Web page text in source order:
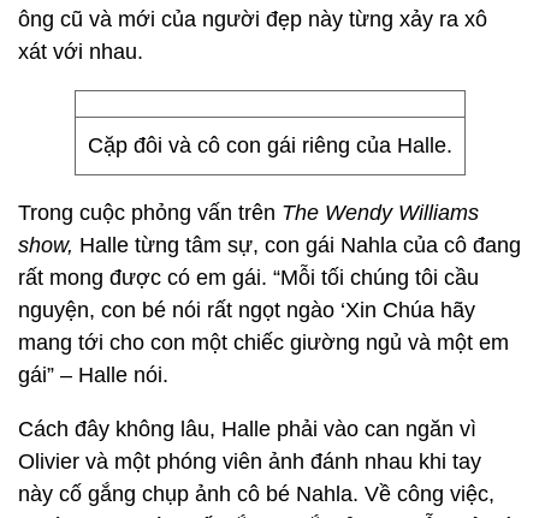
ông cũ và mới của người đẹp này từng xảy ra xô
xát với nhau.
Cặp đôi và cô con gái riêng của Halle.
Trong cuộc phỏng vấn trên The Wendy Williams
show, Halle từng tâm sự, con gái Nahla của cô đang
rất mong được có em gái. “Mỗi tối chúng tôi cầu
nguyện, con bé nói rất ngọt ngào ‘Xin Chúa hãy
mang tới cho con một chiếc giường ngủ và một em
gái” – Halle nói.
Cách đây không lâu, Halle phải vào can ngăn vì
Olivier và một phóng viên ảnh đánh nhau khi tay
này cố gắng chụp ảnh cô bé Nahla. Về công việc,